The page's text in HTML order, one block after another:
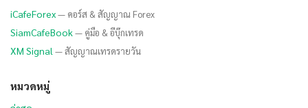
iCafeForex— คอร์ส & สัญญาณ Forex
SiamCafeBook— คู่มือ & อีบุ๊กเทรด
XM Signal — สัญญาณเทรดรายวัน
หมวดหมู่